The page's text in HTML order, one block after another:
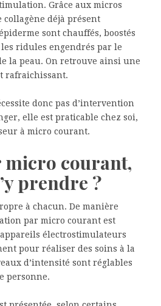
Grâce aux micros
déjà présent
sont chauffés, boostés
ridules engendrés par le
la peau. On retrouve ainsi une
rafraichissant.
donc pas d’intervention
elle est praticable chez soi,
à micro courant.
micro courant,
prendre ?
à chacun. De manière
par micro courant est
électrostimulateurs
pour réaliser des soins à la
d’intensité sont réglables
personne.